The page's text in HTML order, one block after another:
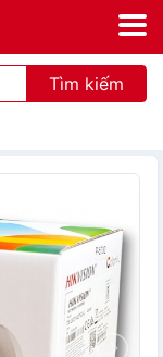
Tìm kiếm